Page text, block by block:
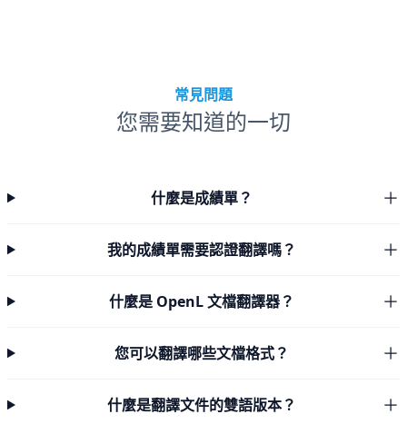
常見問題
您需要知道的一切
什麼是成績單？
我的成績單需要認證翻譯嗎？
什麼是 OpenL 文檔翻譯器？
您可以翻譯哪些文檔格式？
什麼是翻譯文件的雙語版本？